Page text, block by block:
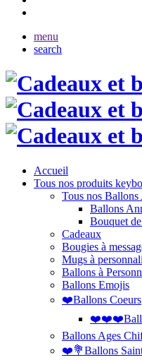
menu
search
Accueil
Tous nos produits
Tous nos Ballons
Ballons
Bouquet
Cadeaux
Bougies à
Mugs à
Ballons à
Ballons Emojis
❤️Ballons Coeurs
Ballons Ages
❤️💐Ballons